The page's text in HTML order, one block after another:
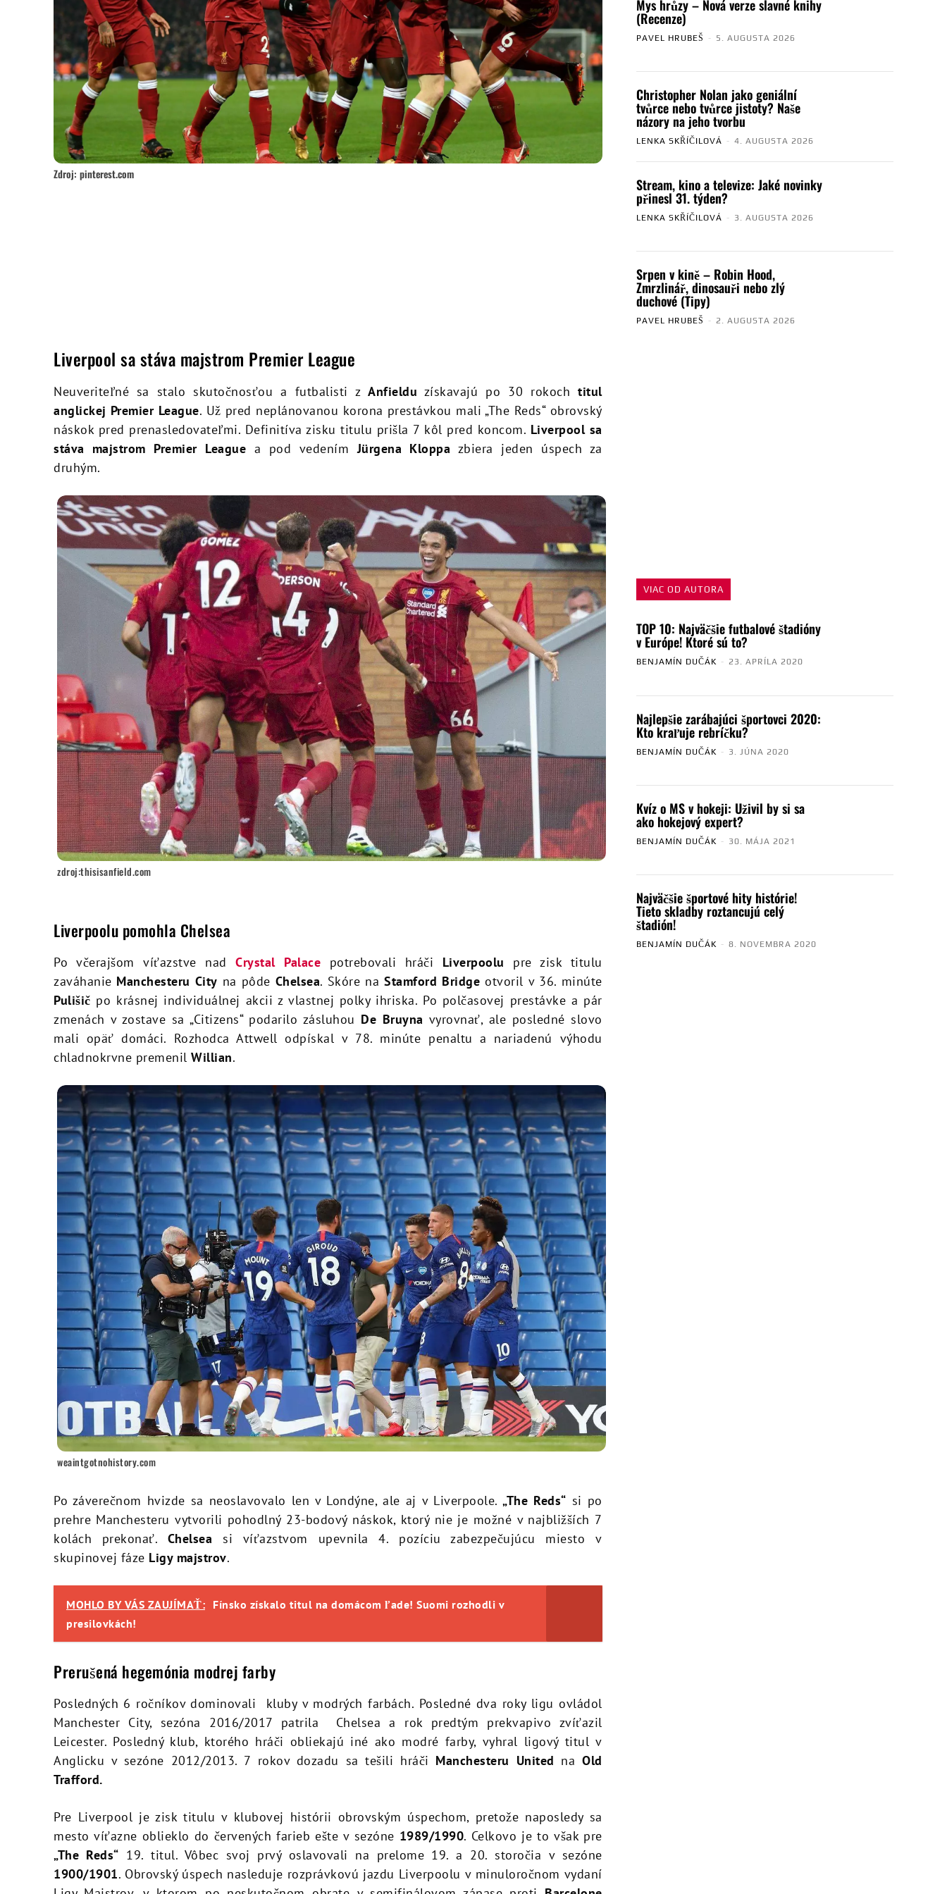
Zdroj: pinterest.com
Mys hrůzy – Nová verze slavné knihy
(Recenze)
PAVEL HRUBEŠ - 5. AUGUSTA 2026
Christopher Nolan jako geniální
tvůrce nebo tvůrce jistoty? Naše
názory na jeho tvorbu
LENKA SKŘÍČILOVÁ - 4. AUGUSTA 2026
Stream, kino a televize: Jaké novinky
přinesl 31. týden?
LENKA SKŘÍČILOVÁ - 3. AUGUSTA 2026
Srpen v kině – Robin Hood,
Zmrzlinář, dinosauři nebo zlý
duchové (Tipy)
PAVEL HRUBEŠ - 2. AUGUSTA 2026
Liverpool sa stáva majstrom Premier League
Neuveriteľné sa stalo skutočnosťou a futbalisti zAnfieldu získavajú po 30 rokoch titul
anglickej Premier League. Už pred neplánovanou korona prestávkou mali „The Reds“ obrovský
náskok pred prenasledovateľmi. Definitíva zisku titulu prišla 7 kôl pred koncom. Liverpool sa
stáva majstrom Premier League a pod vedenímJürgena Kloppa zbiera jeden úspech za
druhým.
zdroj:thisisanfield.com
Liverpoolu pomohla Chelsea
Po včerajšom víťazstve nadCrystal Palace potrebovali hráči Liverpoolu pre zisk titulu
zaváhanie Manchesteru City na pôde Chelsea. Skóre naStamford Bridge otvoril v 36. minúte
Pulišič po krásnej individuálnej akcii z vlastnej polky ihriska. Po polčasovej prestávke a pár
zmenách v zostave sa „Citizens“ podarilo zásluhou De Bruyna vyrovnať, ale posledné slovo
mali opäť domáci. Rozhodca Attwell odpískal v 78. minúte penaltu a nariadenú výhodu
chladnokrvne premenil Willian.
weaintgotnohistory.com
Po záverečnom hvizde sa neoslavovalo len v Londýne, ale aj v Liverpoole.„The Reds“ si po
prehre Manchesteru vytvorili pohodlný 23-bodový náskok, ktorý nie je možné v najbližších 7
kolách prekonať. Chelsea si víťazstvom upevnila 4. pozíciu zabezpečujúcu miesto v
skupinovej fáze Ligy majstrov.
MOHLO BY VÁS ZAUJÍMAŤ: Fínsko získalo titul na domácom ľade! Suomi rozhodli v
presilovkách!
Prerušená hegemónia modrej farby
Posledných 6 ročníkov dominovali kluby v modrých farbách. Posledné dva roky ligu ovládol
Manchester City, sezóna 2016/2017 patrila Chelsea a rok predtým prekvapivo zvíťazil
Leicester. Posledný klub, ktorého hráči obliekajú iné ako modré farby, vyhral ligový titul v
Anglicku v sezóne 2012/2013. 7 rokov dozadu sa tešili hráči Manchesteru United naOld
Trafford.
Pre Liverpool je zisk titulu v klubovej histórii obrovským úspechom, pretože naposledy sa
mesto víťazne oblieklo do červených farieb ešte v sezóne 1989/1990. Celkovo je to však pre
„The Reds“ 19. titul. Vôbec svoj prvý oslavovali na prelome 19. a 20. storočia v sezóne
1900/1901. Obrovský úspech nasleduje rozprávkovú jazdu Liverpoolu v minuloročnom vydaní
VIAC OD AUTORA
TOP 10: Najväčšie futbalové štadióny
v Európe! Ktoré sú to?
BENJAMÍN DUČÁK - 23. APRÍLA 2020
Najlepšie zarábajúci športovci 2020:
Kto kraľuje rebríčku?
BENJAMÍN DUČÁK - 3. JÚNA 2020
Kvíz o MS v hokeji: Uživil by si sa
ako hokejový expert?
BENJAMÍN DUČÁK - 30. MÁJA 2021
Najväčšie športové hity histórie!
Tieto skladby roztancujú celý
štadión!
BENJAMÍN DUČÁK - 8. NOVEMBRA 2020